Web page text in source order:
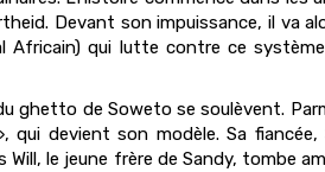
Devant son impuissance, il va
Africain) qui lutte contre ce
ghetto de Soweto se soulèvent.
qui devient son modèle. Sa
Will, le jeune frère de Sandy, tombe